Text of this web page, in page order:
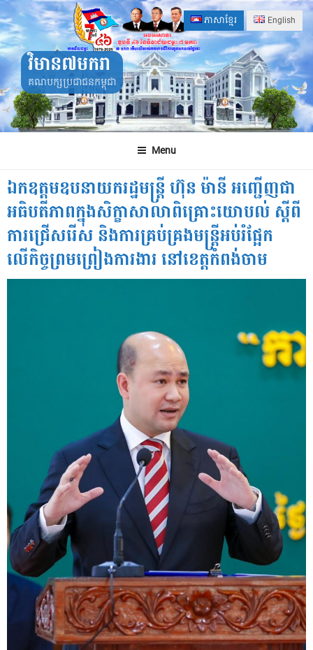
Skip
to
content
ភាសាខ្មែរ English
វិមាន៧មករា
គណបក្សប្រជាជនកម្ពុជា
Menu
ឯកឧត្តមឧបនាយករដ្ឋមន្ត្រី ហ៊ុន ម៉ានី អញ្ជើញជា
អធិបតីភាពក្នុងសិក្ខាសាលាពិគ្រោះយោបល់ ស្តីពី
ការជ្រើសរើស និងការគ្រប់គ្រងមន្ត្រីអប់រំផ្អែក
លើកិច្ចព្រមព្រៀងការងារ នៅខេត្តកំពង់ចាម